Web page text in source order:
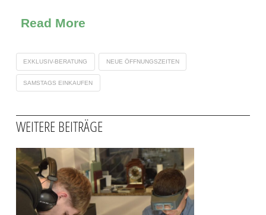
Read More
EXKLUSIV-BERATUNG NEUE ÖFFNUNGSZEITEN
SAMSTAGS EINKAUFEN
WEITERE BEITRÄGE